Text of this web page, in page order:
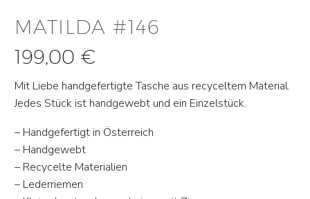
MATILDA #146
199,00 €
Mit Liebe handgefertigte Tasche aus recyceltem Material.
Jedes Stück ist handgewebt und ein Einzelstück.
– Handgefertigt in Österreich
– Handgewebt
– Recycelte Materialien
– Lederriemen